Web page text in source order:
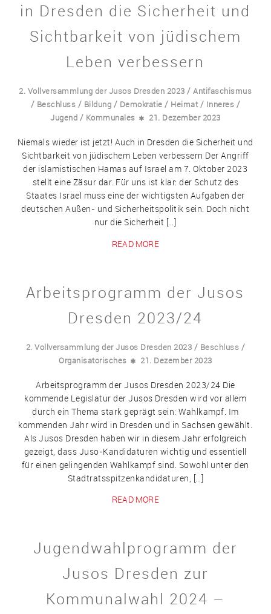
in Dresden die Sicherheit und
Sichtbarkeit von jüdischem
Leben verbessern
2. Vollversammlung der Jusos Dresden 2023 /Antifaschismus
/ Beschluss / Bildung / Demokratie / Heimat/ Inneres /
Jugend / Kommunales 21. Dezember 2023
Niemals wieder ist jetzt! Auch in Dresden die Sicherheit und
Sichtbarkeit von jüdischem Leben verbessern Der Angriff
der islamistischen Hamas auf Israel am 7. Oktober 2023
stellt eine Zäsur dar. Für uns ist klar: der Schutz des
Staates Israel muss eine der wichtigsten Aufgaben der
deutschen Außen- und Sicherheitspolitik sein. Doch nicht
nur die Sicherheit […]
READ MORE
Arbeitsprogramm der Jusos
Dresden 2023/24
2. Vollversammlung der Jusos Dresden 2023 / Beschluss /
Organisatorisches 21. Dezember 2023
Arbeitsprogramm der Jusos Dresden 2023/24 Die
kommende Legislatur der Jusos Dresden wird vor allem
durch ein Thema stark geprägt sein: Wahlkampf. Im
kommenden Jahr wird in Dresden und in Sachsen gewählt.
Als Jusos Dresden haben wir in diesem Jahr erfolgreich
gezeigt, dass Juso-Kandidaturen wichtig und essentiell
für einen gelingenden Wahlkampf sind. Sowohl unter den
Stadtratsspitzenkandidaturen, […]
READ MORE
Jugendwahlprogramm der
Jusos Dresden zur
Kommunalwahl 2024 –